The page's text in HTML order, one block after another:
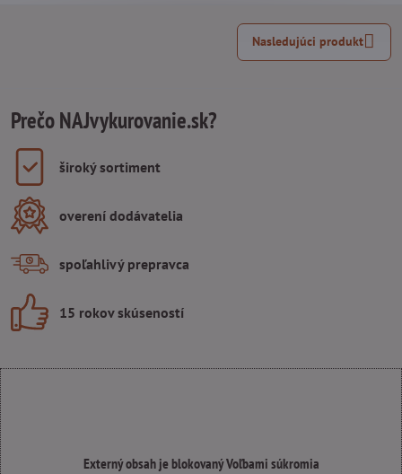
Nasledujúci produkt
Prečo NAJvykurovanie.sk?
široký sortiment
overení dodávatelia
spoľahlivý prepravca
15 rokov skúseností
Externý obsah je blokovaný Voľbami súkromia